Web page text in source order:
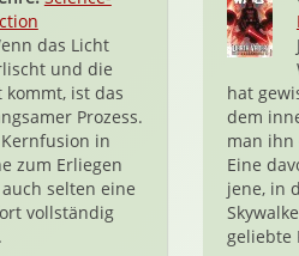
das Licht
und die
kommt, ist das
Prozess.
in
zum Erliegen
selten eine
vollständig
hat
dem
man
Eine
jene, in
geliebte